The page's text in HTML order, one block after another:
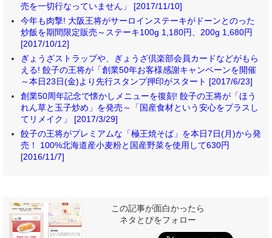
売を一切行なっていません」 [2017/11/10]
今年も肉撃! 大阪王将がサーロインステーキがドーンとのった
炒飯を期間限定販売～ステーキ100g 1,180円、200g 1,680円
[2017/10/12]
ぎょうざストラップや、ぎょうざ倶楽部会員カードなどがもら
える! 餃子の王将が「創業50年お客様感謝キャンペーンを開催
～本日23日(金)より先行スタンプ押印がスタート [2017/6/23]
創業50周年記念で懐かしメニューを復刻! 餃子の王将が「ほう
れん草と玉子炒め」を発売～「国産食材という安心をプラスし
てリメイク」 [2017/3/29]
餃子の王将がプレミアムな「極王焼そば」を本日7日(月)から発
売！ 100%北海道産小麦粉と国産野菜を使用して630円
[2016/11/7]
この記事が面白かったら
ネタとぴをフォロー